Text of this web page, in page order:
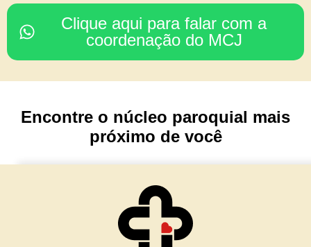
Rodrigo & Simone
(Julia, João Paulo e Mariana)
Nossa Senhora da Glória
TESOURARIA
Núcleo Imaculada Conceição
Morro Reuter/RS
Clique aqui para falar com a
coordenação do MCJ
Encontre o núcleo paroquial mais
próximo de você